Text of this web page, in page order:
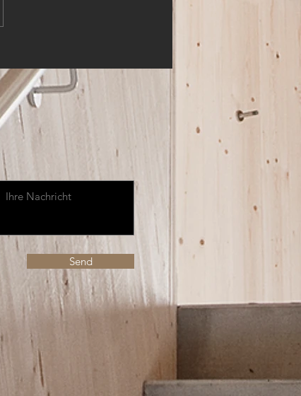
Send